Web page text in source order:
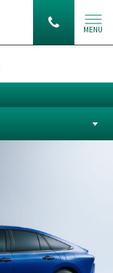
MENU